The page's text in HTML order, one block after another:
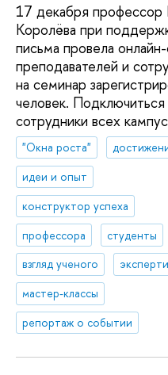
17 декабря
Королёва при
письма провела
преподавателей и
на семинар
человек.
сотрудники всех
"Окна роста"
идеи и опыт
конструктор успеха
профессора
студенты
взгляд ученого
мастер-классы
репортаж о событии